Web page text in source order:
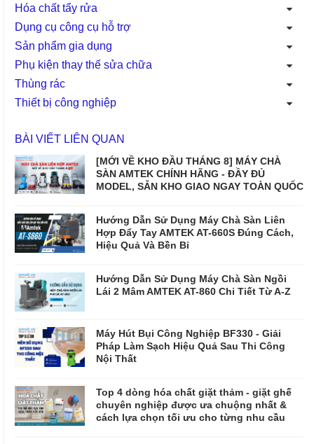
Hóa chất tẩy rửa
Dụng cụ công cụ hỗ trợ
Sản phẩm gia dụng
Phụ kiện thay thế sửa chữa
Thùng rác
Thiết bị công nghiệp
BÀI VIẾT LIÊN QUAN
[MỚI VỀ KHO ĐẦU THÁNG 8] MÁY CHÀ
SÀN AMTEK CHÍNH HÃNG - ĐẦY ĐỦ
MODEL, SẴN KHO GIAO NGAY TOÀN QUỐC
Hướng Dẫn Sử Dụng Máy Chà Sàn Liên
Hợp Đẩy Tay AMTEK AT-660S Đúng Cách,
Hiệu Quả Và Bền Bỉ
Hướng Dẫn Sử Dụng Máy Chà Sàn Ngồi
Lái 2 Mâm AMTEK AT-860 Chi Tiết Từ A-Z
Máy Hút Bụi Công Nghiệp BF330 - Giải
Pháp Làm Sạch Hiệu Quả Sau Thi Công
Nội Thất
Top 4 dòng hóa chất giặt thảm - giặt ghế
chuyên nghiệp được ưa chuộng nhất &
cách lựa chọn tối ưu cho từng nhu cầu